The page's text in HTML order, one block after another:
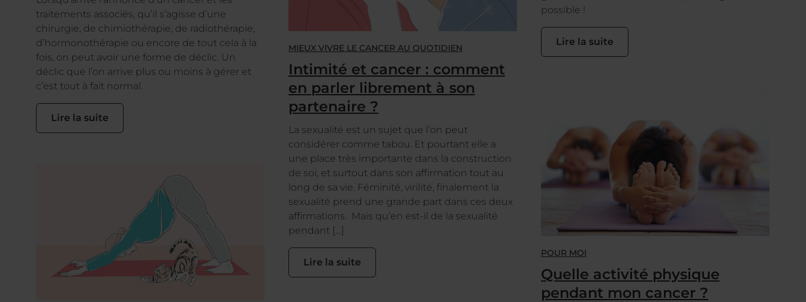
traitements associés, qu’il s’agisse d’une
chirurgie, de chimiothérapie, de radiothérapie,
d’hormonothérapie ou encore de tout cela à la
fois, on peut avoir une forme de déclic. Un
déclic que l’on arrive plus ou moins à gérer et
c’est tout à fait normal.
Lire la suite
possible !
Lire la suite
MIEUX VIVRE LE CANCER AU QUOTIDIEN
Intimité et cancer : comment
en parler librement à son
partenaire ?
La sexualité est un sujet que l’on peut
considérer comme tabou. Et pourtant elle a
une place très importante dans la construction
de soi, et surtout dans son affirmation tout au
long de sa vie. Féminité, virilité, finalement la
sexualité prend une grande part dans ces deux
affirmations. Mais qu’en est-il de la sexualité
pendant […]
Lire la suite
POUR MOI
Quelle activité physique
pendant mon cancer ?